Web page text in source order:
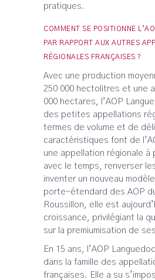
pratiques.
COMMENT SE POSITIONNE
PAR RAPPORT AUX AUTRES
RÉGIONALES FRANÇAISES ?
Avec une production
250 000 hectolitres et une
000 hectares, l’AOP
des petites appellations
termes de volume et de
caractéristiques font de
une appellation régionale à
avec le temps, renverser
inventer un nouveau
porte-étendard des AOP
Roussillon, elle est
croissance, privilégiant la
sur la premiumisation de
En 15 ans, l’AOP
dans la famille des
françaises. Elle a su